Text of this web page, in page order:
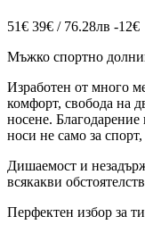
51€ 39€ / 76.28лв -12€
Мъжко спортно
Изработен от много
комфорт, свобода на
носене.
носи не само за
Дишаемост и
всякакви
Перфектен избор за